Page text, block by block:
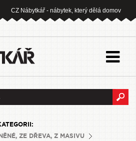
CZ Nábytkář - nábytek, který dělá domov
ZE DŘEVA, Z MASIVU